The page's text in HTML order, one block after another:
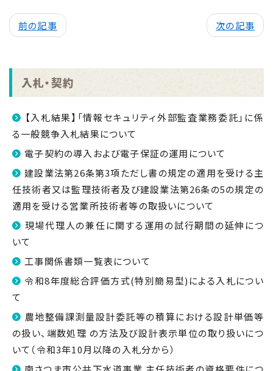
前の記事 次の記事
入札・契約
【入札結果】「情報セキュリティ外部監査業務委託」に係
る一般競争入札結果について
電子契約の導入および電子保証の運用について
建設業法第26条第3項ただし書の規定の適用を受ける主
任技術者又は監理技術者及び建設業法第26条の5の規定の
適用を受ける営業所技術者等の取扱いについて
現場代理人の兼任に関する運用の試行期間の延伸につ
いて
工事関係書類一覧表について
令和8年度総合評価方式(特別簡易型)による入札につい
て
農地整備課測量設計委託等の積算における設計単価等
の扱い、端数処理 の方法及び設計表示単位の取り扱いにつ
いて（令和3年10月以降の入札分から）